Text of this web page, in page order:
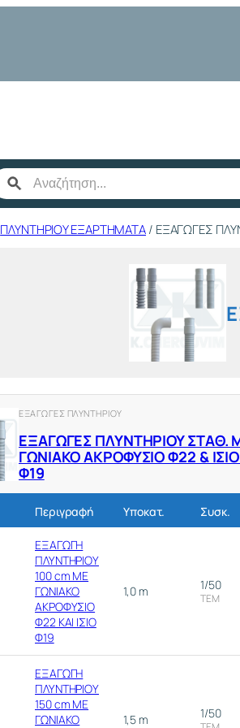
ΠΛΥΝΤΗΡΙΟΥ ΕΞΑΡΤΗΜΑΤΑ/ ΕΞΑΓΩΓΕΣ
ΕΞΑΓΩΓΕΣ ΠΛΥΝΤΗΡΙΟΥ
ΕΞΑΓΩΓΕΣ ΠΛΥΝΤΗΡΙΟΥ ΣΤΑΘ.
ΓΩΝΙΑΚΟ ΑΚΡΟΦΥΣΙΟ Φ22 &
Φ19
Περιγραφή Υποκατ. Συσκ.
ΕΞΑΓΩΓΗ
ΠΛΥΝΤΗΡΙΟΥ
100 cm ΜΕ
ΓΩΝΙΑΚΟ
ΑΚΡΟΦΥΣΙΟ
Φ22 ΚΑΙ ΙΣΙΟ
Φ19
1,0 m 1/50
ΤΕΜ
ΕΞΑΓΩΓΗ
ΠΛΥΝΤΗΡΙΟΥ
150 cm ΜΕ
ΓΩΝΙΑΚΟ
1,5 m 1/50